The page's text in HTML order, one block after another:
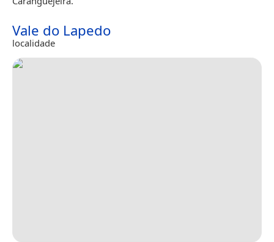
Vale do Lapedo
localidade